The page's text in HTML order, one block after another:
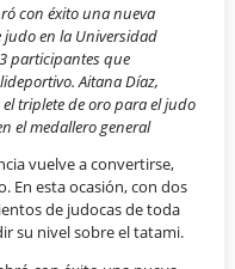
con éxito una nueva
judo en la Universidad
participantes que
Aitana Díaz,
triplete de oro para el judo
el medallero general
vuelve a convertirse,
En esta ocasión, con dos
de judocas de toda
su nivel sobre el tatami.